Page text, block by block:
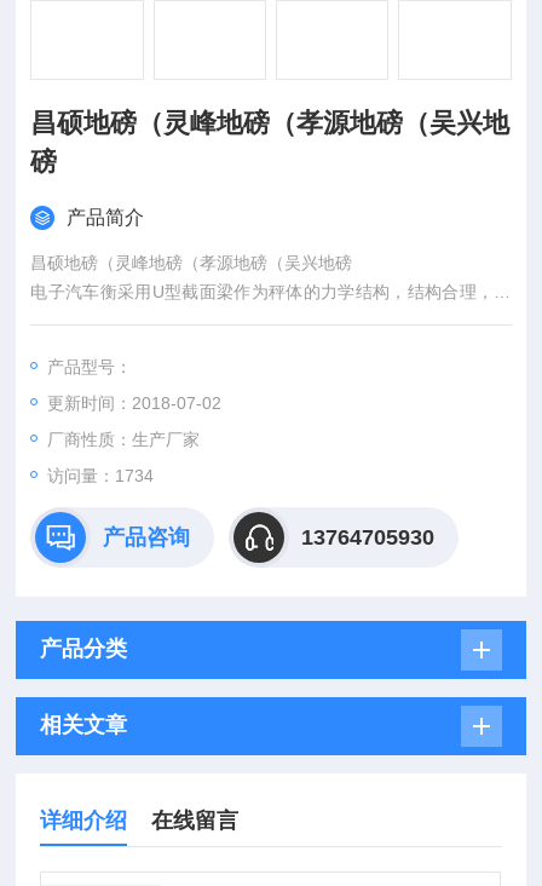
昌硕地磅（灵峰地磅（孝源地磅（吴兴地
磅
产品简介
昌硕地磅（灵峰地磅（孝源地磅（吴兴地磅
电子汽车衡采用U型截面梁作为秤体的力学结构，结构合理，用
料省，刚性强。焊接采用二氧化碳保焊连续焊缝，型腔全密封，
产品型号：
更新时间：2018-07-02
厂商性质：生产厂家
访问量：1734
产品咨询 13764705930
产品分类
相关文章
详细介绍 在线留言